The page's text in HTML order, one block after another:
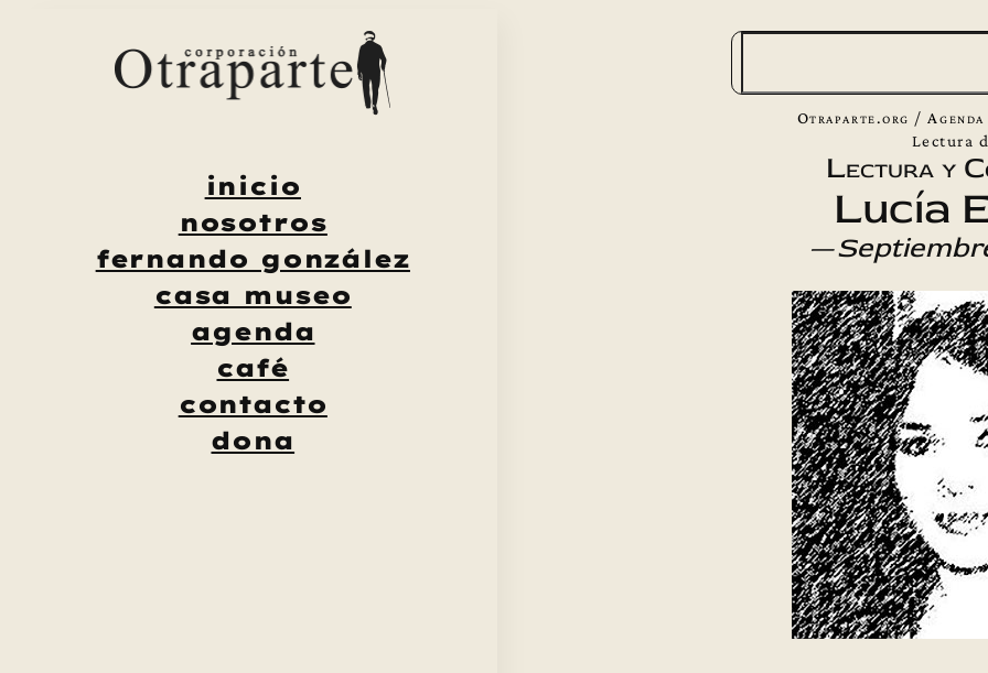
inicio
nosotros
fernando gonzález
casa museo
agenda
café
contacto
dona
Otraparte.org /
Lectura
Lectura y
Lucía
—